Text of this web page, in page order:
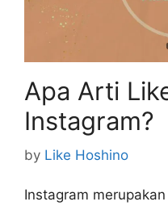
Apa Arti
Instagram?
by Like Hoshino
Instagram